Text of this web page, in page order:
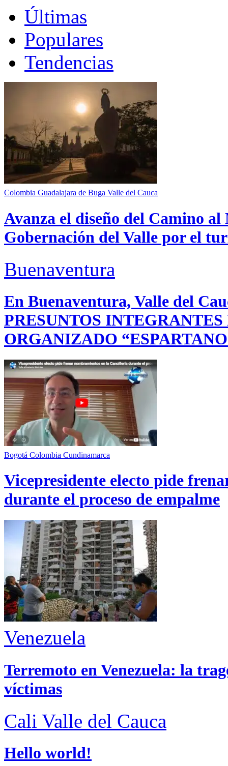
Últimas
Populares
Tendencias
Colombia Guadalajara de Buga Valle del Cauca
Avanza el diseño del Camino
Gobernación del Valle por el
Buenaventura
En Buenaventura, Valle del
PRESUNTOS
ORGANIZADO
Bogotá Colombia Cundinamarca
Vicepresidente electo pide
durante el proceso de empalme
Venezuela
Terremoto en Venezuela: la
víctimas
Cali Valle del Cauca
Hello world!